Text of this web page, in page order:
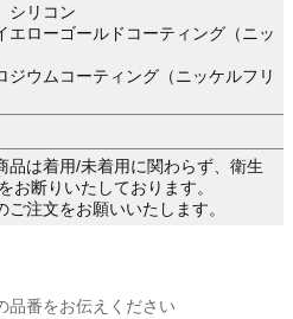
シリコン
エローゴールドコーティング（ニッ
ジウムコーティング（ニッケルフリ
品は着用/未着用に関わらず、衛生
お断りいたしております。
ご注文をお願いいたします。
品番をお伝えください